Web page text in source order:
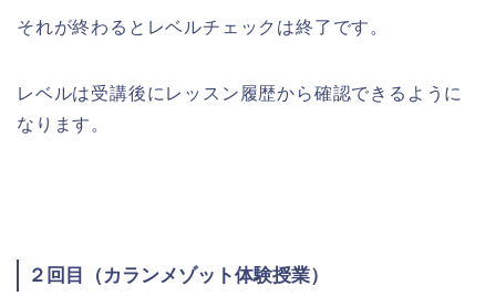
それが終わるとレベルチェックは終了です。
レベルは受講後にレッスン履歴から確認できるように
なります。
２回目（カランメゾット体験授業）